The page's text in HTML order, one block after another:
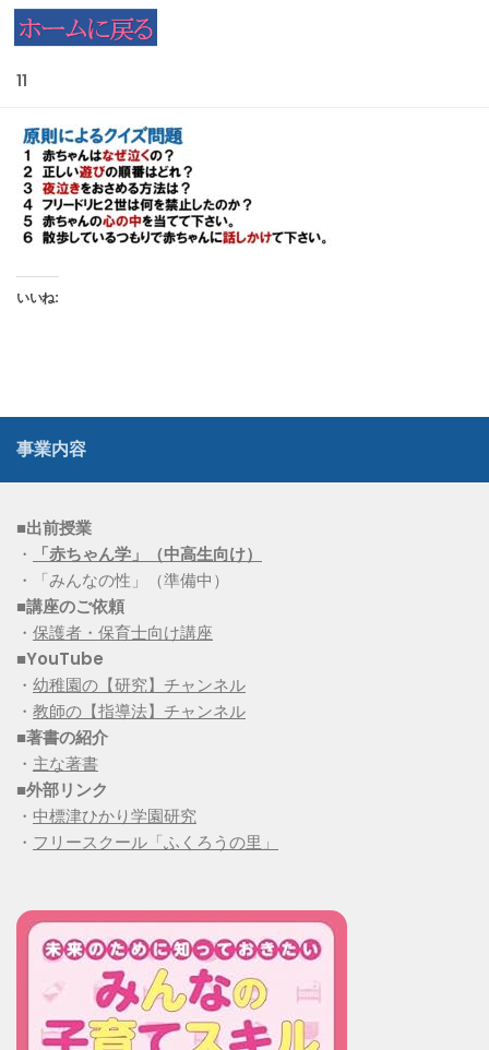
コンテンツへスキップ
11
いいね:
事業内容
■出前授業
・
「赤ちゃん学」（中高生向け）
・「みんなの性」（準備中）
■講座のご依頼
・ 保護者・保育士向け講座
■YouTube
・ 幼稚園の【研究】チャンネル
・ 教師の【指導法】チャンネル
■著書の紹介
・ 主な著書
■外部リンク
・ 中標津ひかり学園研究
・ フリースクール「ふくろうの里」